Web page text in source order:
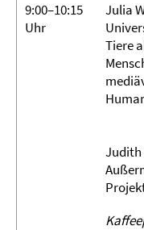
9:00–10:15
Uhr
Julia
Tiere
Judith